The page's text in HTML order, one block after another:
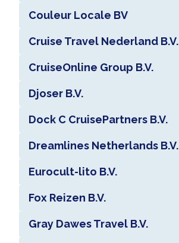
Couleur Locale BV
Cruise Travel Nederland B.V.
CruiseOnline Group B.V.
Djoser B.V.
Dock C CruisePartners B.V.
Dreamlines Netherlands B.V.
Eurocult-lito B.V.
Fox Reizen B.V.
Gray Dawes Travel B.V.